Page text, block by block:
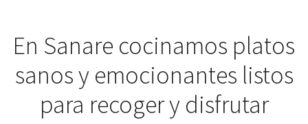
En Sanare cocinamos platos
sanos y emocionantes listos
para recoger y disfrutar